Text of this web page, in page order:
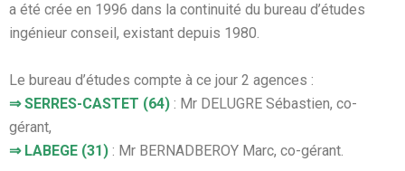
a été crée en 1996 dans la continuité du bureau d’études
ingénieur conseil, existant depuis 1980.
Le bureau d’études compte à ce jour 2 agences :
⇒ SERRES-CASTET (64) : Mr DELUGRE Sébastien, co-
gérant,
⇒ LABEGE (31) : Mr BERNADBEROY Marc, co-gérant.